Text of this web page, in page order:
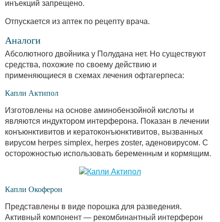
инъекций запрещено.
Отпускается из аптек по рецепту врача.
Аналоги
Абсолютного двойника у Полудана нет. Но существуют
средства, похожие по своему действию и
применяющиеся в схемах лечения офтагерпеса:
Капли Актипол
Изготовлены на основе аминобензойной кислоты и
являются индуктором интерферона. Показан в лечении
конъюнктивитов и кератоконъюнктивитов, вызванных
вирусом herpes simplex, herpes zoster, аденовирусом. С
осторожностью использовать беременным и кормящим.
Капли Окоферон
Представлены в виде порошка для разведения.
Активный компонент — рекомбинантный интерферон